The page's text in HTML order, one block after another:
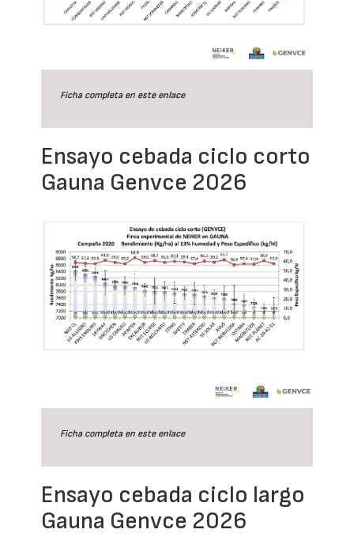
Ficha completa en este enlace
Ensayo cebada ciclo corto
Gauna Genvce 2026
Ficha completa en este enlace
Ensayo cebada ciclo largo
Gauna Genvce 2026